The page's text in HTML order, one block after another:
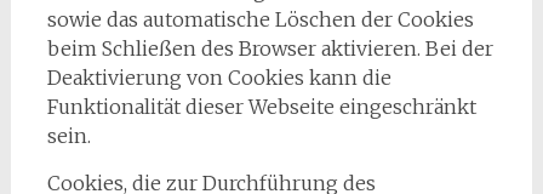
sowie das automatische Löschen der Cookies
beim Schließen des Browser aktivieren. Bei der
Deaktivierung von Cookies kann die
Funktionalität dieser Webseite eingeschränkt
sein.
Cookies, die zur Durchführung des